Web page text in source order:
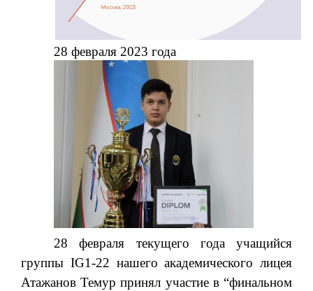
28 февраля 2023 года
28 февраля текущего года учащийся
группы IG1-22 нашего академического лицея
Атажанов Темур принял участие в “финальном